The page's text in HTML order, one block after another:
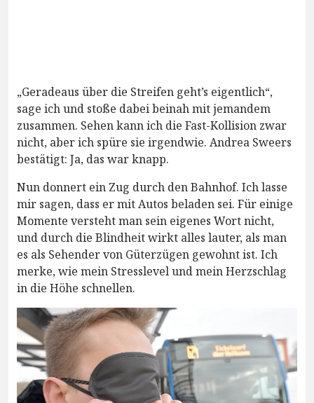
„Geradeaus über die Streifen geht’s eigentlich“,
sage ich und stoße dabei beinah mit jemandem
zusammen. Sehen kann ich die Fast-Kollision zwar
nicht, aber ich spüre sie irgendwie. Andrea Sweers
bestätigt: Ja, das war knapp.
Nun donnert ein Zug durch den Bahnhof. Ich lasse
mir sagen, dass er mit Autos beladen sei. Für einige
Momente versteht man sein eigenes Wort nicht,
und durch die Blindheit wirkt alles lauter, als man
es als Sehender von Güterzügen gewohnt ist. Ich
merke, wie mein Stresslevel und mein Herzschlag
in die Höhe schnellen.